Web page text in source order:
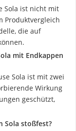
Sola ist nicht mit
Produktvergleich
die auf
mit Endkappen
Sola ist mit zwei
Wirkung
geschützt,
Sola stoßfest?